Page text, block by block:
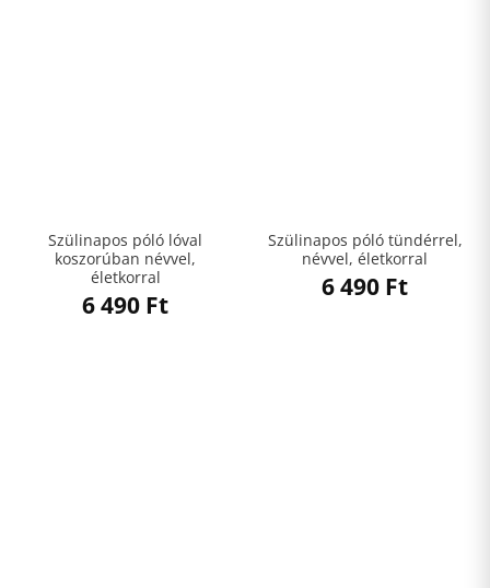
Szülinapos póló lóval
koszorúban névvel,
életkorral
6 490 Ft
Szülinapos póló tündérrel,
névvel, életkorral
6 490 Ft